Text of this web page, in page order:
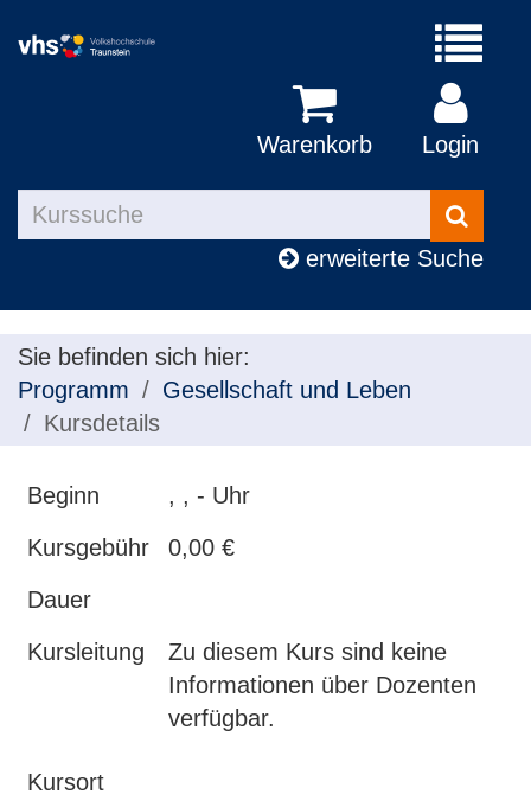
Menü
Warenkorb Login
Kurse
suchen
erweiterte Suche
Sie befinden sich hier:
Programm
Gesellschaft und Leben
Kursdetails
Beginn
, , - Uhr
Kursgebühr
0,00 €
Dauer
Kursleitung
Zu diesem Kurs sind keine
Informationen über Dozenten
verfügbar.
Kursort